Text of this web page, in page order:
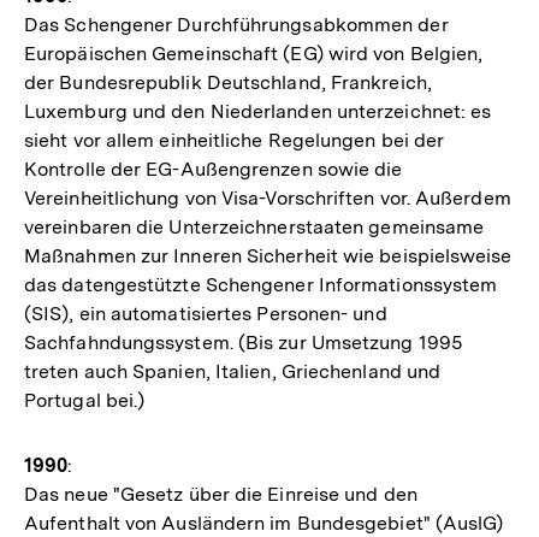
Das Schengener Durchführungsabkommen der
Europäischen Gemeinschaft (EG) wird von Belgien,
der Bundesrepublik Deutschland, Frankreich,
Luxemburg und den Niederlanden unterzeichnet: es
sieht vor allem einheitliche Regelungen bei der
Kontrolle der EG-Außengrenzen sowie die
Vereinheitlichung von Visa-Vorschriften vor. Außerdem
vereinbaren die Unterzeichnerstaaten gemeinsame
Maßnahmen zur Inneren Sicherheit wie beispielsweise
das datengestützte Schengener Informationssystem
(SIS), ein automatisiertes Personen- und
Sachfahndungssystem. (Bis zur Umsetzung 1995
treten auch Spanien, Italien, Griechenland und
Portugal bei.)
1990:
Das neue "Gesetz über die Einreise und den
Aufenthalt von Ausländern im Bundesgebiet" (AuslG)